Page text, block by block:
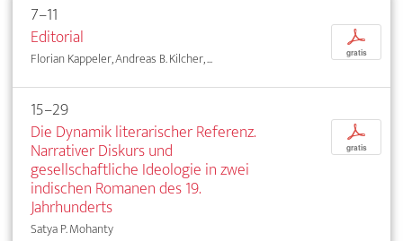
7–11
Editorial
Florian Kappeler, Andreas B. Kilcher, ...
p
gratis
15–29
Die Dynamik literarischer Referenz.
Narrativer Diskurs und
gesellschaftliche Ideologie in zwei
indischen Romanen des 19.
Jahrhunderts
Satya P. Mohanty
p
gratis